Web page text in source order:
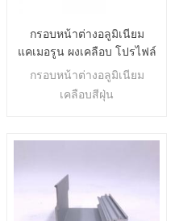
กรอบหน้าต่างอลูมิเนียม
แคเมอรูน ผงเคลือบ โปรไฟล์
อลูมิเนียมสีขาว โปรไฟล์การ
อัดรีด ม่านหน้าต่าง โปรไฟล์
กรอบหน้าต่างอลูมิเนียม
เคลือบสีฝุ่น